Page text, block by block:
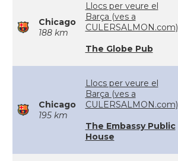
Chicago
188 km
Llocs per veure el
Barça (ves a
CULERSALMON.com)
The Globe Pub
Chicago
195 km
Llocs per veure el
Barça (ves a
CULERSALMON.com)
The Embassy Public
House